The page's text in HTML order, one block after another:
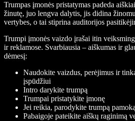
Trumpas įmonės pristatymas padeda
žinutę, juo lengva dalytis, jis didina
vertybes, o tai stiprina auditorijos
Trumpi įmonės vaizdo įrašai itin
ir reklamose. Svarbiausia – aiškumas ir
dėmesį:
Naudokite vaizdus, perėjimus ir
įspūdžiui
Intro darykite trumpą
Trumpai pristatykite įmonę
Jei reikia, parodykite trumpą pamoką
Pabaigoje pateikite aiškų raginimą